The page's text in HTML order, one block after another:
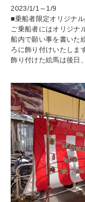
2023/1/1～1/9
■乗船者限定オリジナ
ご乗船者にはオリジナ
船内で願い事を書いた
ろに飾り付けいたしま
飾り付けた絵馬は後日